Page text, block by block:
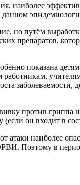
наиболее
но путём
препаратов,
показана
против гриппа
он входит в
атаки наиболее
Поэтому в